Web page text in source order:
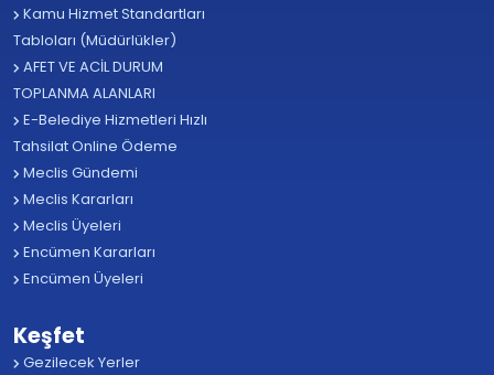
Kamu Hizmet Standartları
Tabloları (Müdürlükler)
AFET VE ACİL DURUM
TOPLANMA ALANLARI
E-Belediye Hizmetleri Hızlı
Tahsilat Online Ödeme
Meclis Gündemi
Meclis Kararları
Meclis Üyeleri
Encümen Kararları
Encümen Üyeleri
Keşfet
Gezilecek Yerler